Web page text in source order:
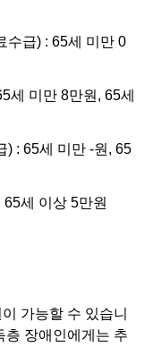
수급) : 65세 미만 0
세 미만 8만원, 65세
) : 65세 미만 -원, 65
세 이상 5만원
가능할 수 있습니
층 장애인에게는 추